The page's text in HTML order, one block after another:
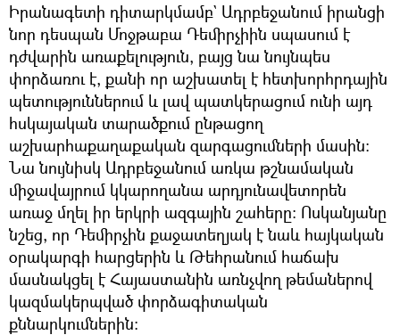
Իրանագետի դիտարկմամբ` Ադրբեջանում իրանցի
նոր դեսպան Մոջթաբա Դեմիրչիին սպասում է
դժվարին առաքելություն, բայց նա նույնպես
փորձառու է, քանի որ աշխատել է հետխորհրդային
պետություններում և լավ պատկերացում ունի այդ
հսկայական տարածքում ընթացող
աշխարհաքաղաքական զարգացումների մասին։
Նա նույնիսկ Ադրբեջանում առկա թշնամական
միջավայրում կկարողանա արդյունավետորեն
առաջ մղել իր երկրի ազգային շահերը։ Ոսկանյանը
նշեց, որ Դեմիրչին քաջատեղյակ է նաև հայկական
օրակարգի հարցերին և Թեհրանում հաճախ
մասնակցել է Հայաստանին առնչվող թեմաներով
կազմակերպված փորձագիտական
քննարկումներին։